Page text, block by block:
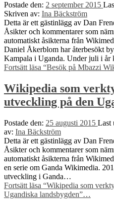
Postade den: 2 september 2015
Skriven av: Ina Bäckström
Detta är ett gästinlägg av Dan
Åsikter och kommentarer som
automatiskt åsikterna från
Daniel Åkerblom har återbesökt
Kampala i Uganda. Under juli i
Fortsätt läsa “Besök på Mbazzi
Wikipedia som
utveckling på den
Postade den: 25 augusti 2015 Last
av: Ina Bäckström
Detta är ett gästinlägg av Dan
Åsikter och kommentarer som
automatiskt åsikterna från
en serie om Ganda Wikimedia.
utveckling i Ganda…
Fortsätt läsa “Wikipedia som
Ugandiska landsbygden”…